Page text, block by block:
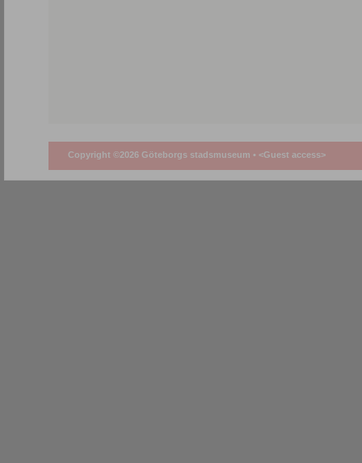
Copyright ©2026 Göteborgs stadsmuseum • <Guest access>